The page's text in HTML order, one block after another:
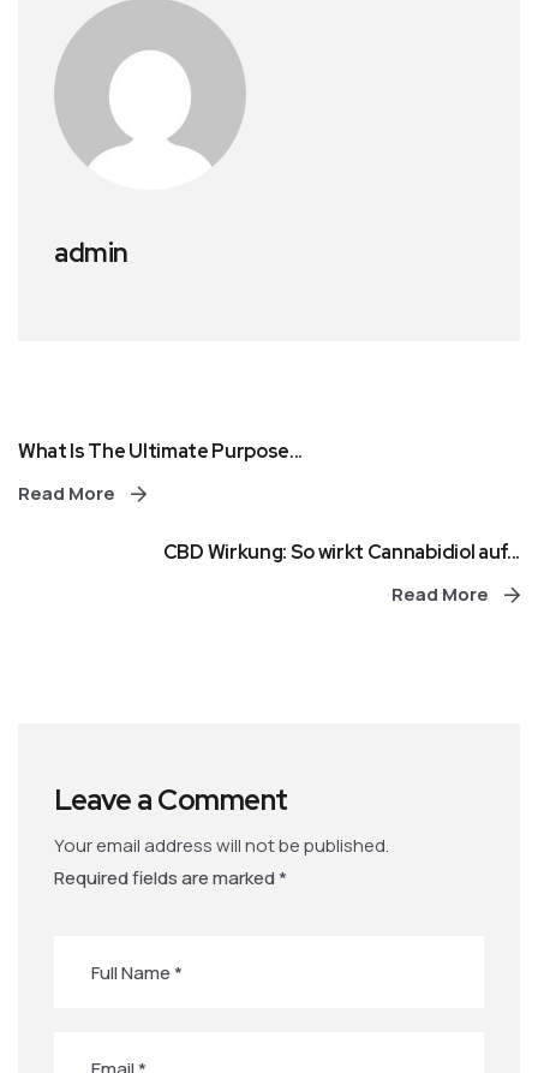
admin
What Is The Ultimate Purpose...
Read More
CBD Wirkung: So wirkt Cannabidiol auf...
Read More
Leave a Comment
Your email address will not be published.
Required fields are marked*